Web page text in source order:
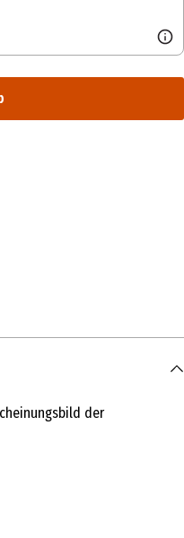
der